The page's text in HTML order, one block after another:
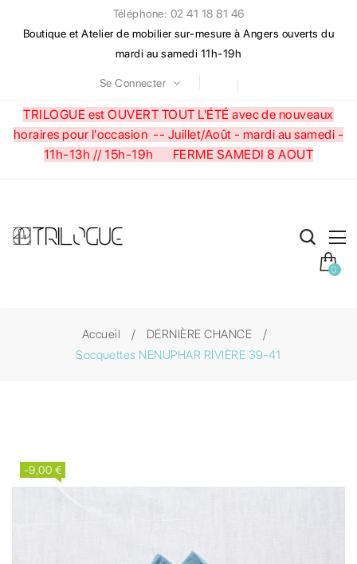
Téléphone: 02 41 18 81 46
Boutique et Atelier de mobilier sur-mesure à Angers ouverts du
mardi au samedi 11h-19h
Se Connecter
TRILOGUE est OUVERT TOUT L'ÉTÉ avec de nouveaux
horaires pour l'occasion -- Juillet/Août - mardi au samedi -
11h-13h // 15h-19h FERME SAMEDI 8 AOUT
0
Accueil
DERNIÈRE CHANCE
Socquettes NENUPHAR RIVIÈRE 39-41
-9,00 €